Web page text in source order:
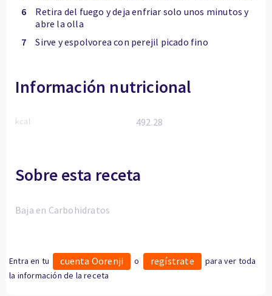
6
Retira del fuego y deja enfriar solo unos minutos y
abre la olla
7
Sirve y espolvorea con perejil picado fino
Información nutricional
kcal 492.28
Sobre esta receta
Baja en Carbohidratos
Entra en tu cuenta Oorenji o regístrate
para ver toda
la información de la receta